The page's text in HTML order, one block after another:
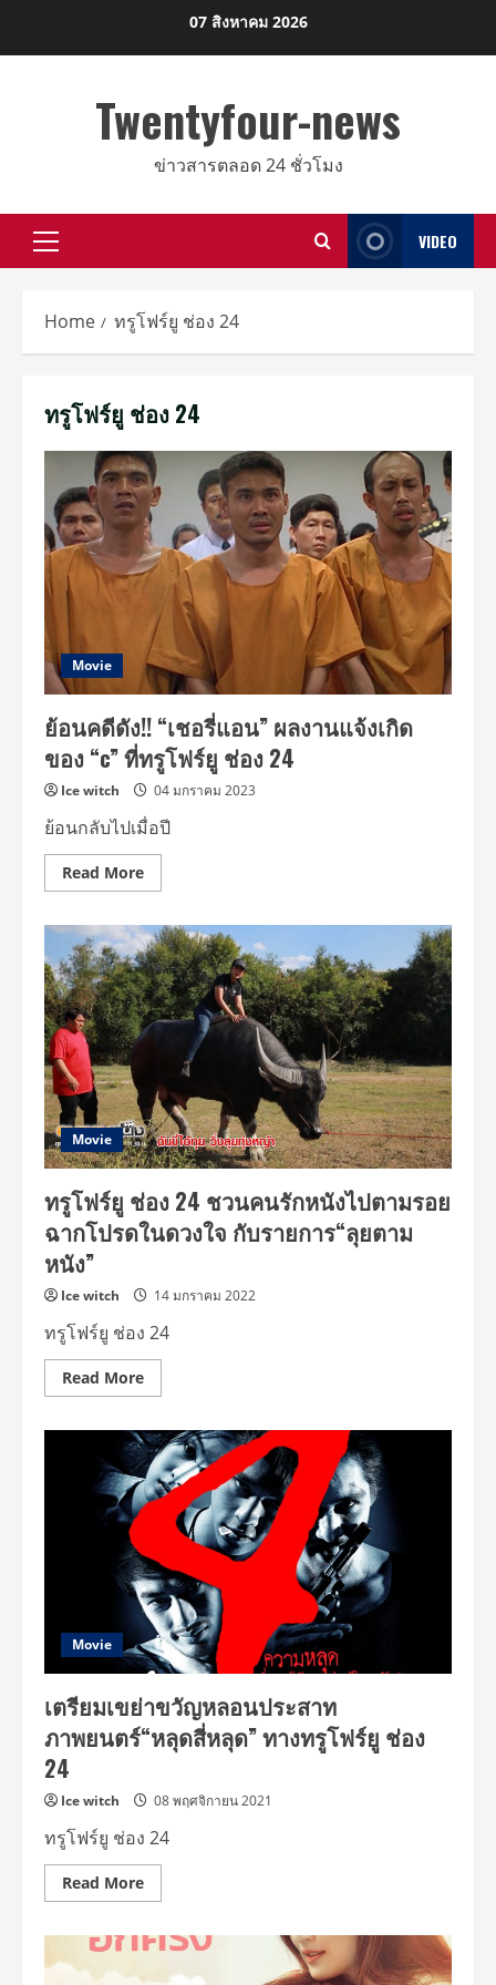
07 สิงหาคม 2026
Twentyfour-news
ข่าวสารตลอด 24 ชั่วโมง
Primary
VIDEO
Home ทรูโฟร์ยู ช่อง 24
ทรูโฟร์ยู ช่อง 24
Movie
ย้อนคดีดัง!! “เชอรี่แอน” ผลงานแจ้งเกิด
ของ “c” ที่ทรูโฟร์ยู ช่อง 24
Ice witch 04 มกราคม 2023
ย้อนกลับไปเมื่อปี
Read MoreRead
more
คดี
ดัง!!
“เชอ
รี่
แอน”
ผล
งาน
แจ้ง
“c”
ที่
ทรูโฟร์
ยู
ช่อง
24
Movie
ทรูโฟร์ยู ช่อง 24 ชวนคนรักหนังไปตามรอย
ฉากโปรดในดวงใจ กับรายการ“ลุยตาม
หนัง”
Ice witch 14 มกราคม 2022
ทรูโฟร์ยู ช่อง 24
Read MoreRead
more
ยู
ช่อง
24
ชวน
คน
ตาม
รอย
ฉาก
โปรด
ใน
ดวงใจ
กับ
รายการ“ลุย
หนัง”
Movie
เตรียมเขย่าขวัญหลอนประสาท
ภาพยนตร์“หลุดสี่หลุด” ทางทรูโฟร์ยู ช่อง
24
Ice witch 08 พฤศจิกายน 2021
ทรูโฟร์ยู ช่อง 24
Read MoreRead
more
เขย่า
ขวัญ
หลอน